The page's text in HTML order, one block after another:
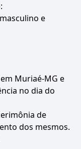
e
Muriaé-MG e
no dia do
de
dos mesmos.